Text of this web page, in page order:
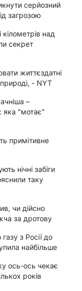
серйозний
загрозою
над
секрет
життєздатні
- NYT
–
яка "мотає"
примітивне
нічні забіги
таку
чи дійсно
за дротову
з Росії до
найбільше
ось-ось чекає
років